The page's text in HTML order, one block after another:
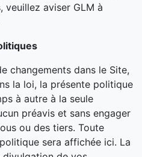
aviser GLM à
changements dans le Site,
la loi, la présente politique
à autre à la seule
préavis et sans engager
ou des tiers. Toute
sera affichée ici. La